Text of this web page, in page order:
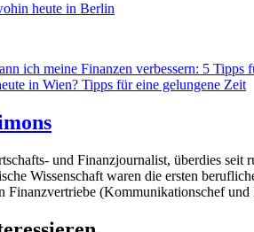
heute in Berlin
ich meine Finanzen verbessern: 5 Tipps
in Wien? Tipps für eine gelungene Zeit
und Finanzjournalist, überdies
Wissenschaft waren die ersten
Finanzvertriebe (Kommunikationschef und